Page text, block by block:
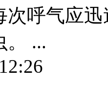
次呼气应
。 ...